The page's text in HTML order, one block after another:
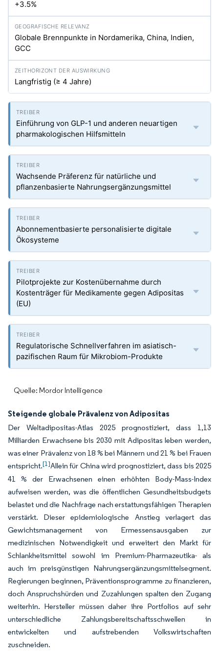
+3.5%
Globale Brennpunkte in Nordamerika, China, Indien,
GCC
Langfristig (≥ 4 Jahre)
Einführung von GLP-1 und anderen neuartigen
pharmakologischen Hilfsmitteln
Wachsende Präferenz für natürliche und
pflanzenbasierte Nahrungsergänzungsmittel
Abonnementbasierte personalisierte digitale
Ökosysteme
Pilotprojekte zur Kostenübernahme durch
Kostenträger für Medikamente gegen Adipositas
(EU)
Regulatorische Schnellverfahren im asiatisch-
pazifischen Raum für Mikrobiom-Produkte
Quelle: Mordor Intelligence
Steigende globale Prävalenz von Adipositas
Der Weltadipositas-Atlas 2025 prognostiziert, dass 1,13
Milliarden Erwachsene bis 2030 mit Adipositas leben werden,
was einer Prävalenz von 18 % bei Männern und 21 % bei Frauen
entspricht.[1]Allein für China wird prognostiziert, dass bis 2025
41 % der Erwachsenen einen erhöhten Body-Mass-Index
aufweisen werden, was die öffentlichen Gesundheitsbudgets
belastet und die Nachfrage nach erstattungsfähigen Therapien
verstärkt. Dieser epidemiologische Anstieg verlagert das
Gewichtsmanagement von Ermessensausgaben zur
medizinischen Notwendigkeit und erweitert den Markt für
Schlankheitsmittel sowohl im Premium-Pharmazeutika- als
auch im preisgünstigen Nahrungsergänzungsmittelsegment.
Regierungen beginnen, Präventionsprogramme zu finanzieren,
doch Anspruchshürden und Zuzahlungen spalten den Zugang
weiterhin. Hersteller müssen daher ihre Portfolios auf sehr
unterschiedliche Zahlungsbereitschaftsschwellen in
entwickelten und aufstrebenden Volkswirtschaften
zuschneiden.